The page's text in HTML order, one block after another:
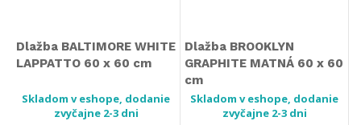
Dlažba BALTIMORE WHITE
LAPPATTO 60 x 60 cm
Skladom v eshope, dodanie
zvyčajne 2-3 dni
Dlažba BROOKLYN
GRAPHITE MATNÁ 60 x 60
cm
Skladom v eshope, dodanie
zvyčajne 2-3 dni